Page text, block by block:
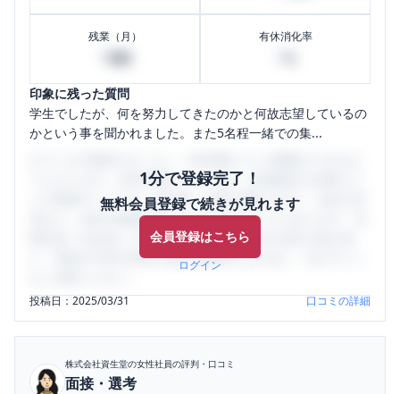
残業（月）
0
有休消化率
印象に残った質問
学生でしたが、何を努力してきたのかと何故志望しているの
かという事を聞かれました。また5名程一緒での集...
1分で登録完了！
無料会員登録で続きが見れます
会員登録はこちら
ログイン
うになります。SHEHUB(シーハブ)は、女性限定の企業口コ
ミの投稿サイトです。給与面・女性の働きやすさ・会社の評
判など、女性の転職は気にすべき点がたくさんあります。先
輩社員（元社員）の口コミを通して、本当の会社の姿を知
り、将来の不安や現在の悩みを解消するために、ぜひサイト
投稿日：2025/03/31 口コミの詳細
株式会社資生堂の女性社員の評判・口コミ
面接・選考